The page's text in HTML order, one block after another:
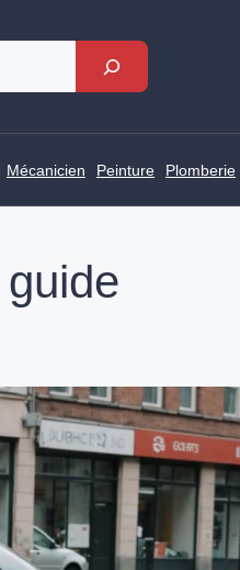
Mécanicien Peinture Plomberie